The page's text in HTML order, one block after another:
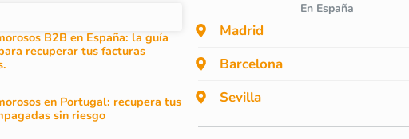
B2B en España: la guía
recuperar tus facturas
en Portugal: recupera tus
sin riesgo
En España
Madrid
Barcelona
Sevilla